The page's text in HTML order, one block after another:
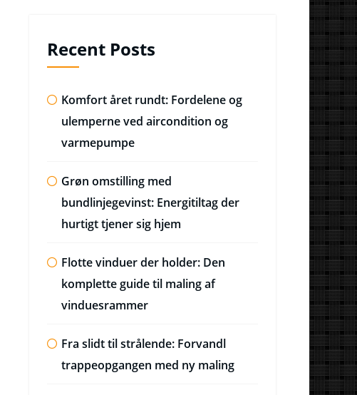
Recent Posts
Komfort året rundt: Fordelene og
ulemperne ved aircondition og
varmepumpe
Grøn omstilling med
bundlinjegevinst: Energitiltag der
hurtigt tjener sig hjem
Flotte vinduer der holder: Den
komplette guide til maling af
vinduesrammer
Fra slidt til strålende: Forvandl
trappeopgangen med ny maling